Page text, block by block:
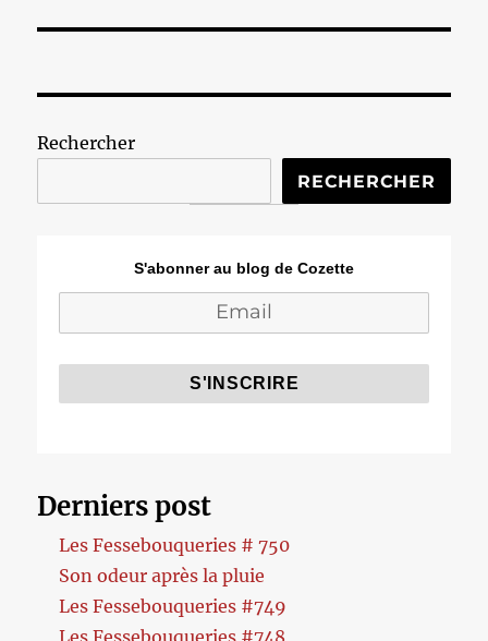
Rechercher
RECHERCHER
S'abonner au blog de Cozette
Derniers post
Les Fessebouqueries # 750
Son odeur après la pluie
Les Fessebouqueries #749